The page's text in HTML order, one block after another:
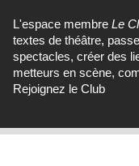
L'espace membre Le
textes de théâtre,
spectacles, créer des
metteurs en scène,
Rejoignez le Club